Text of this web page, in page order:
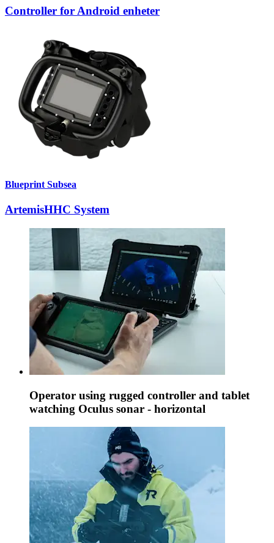
Controller for Android enheter
Blueprint Subsea
ArtemisHHC System
Operator using rugged controller and tablet
watching Oculus sonar - horizontal